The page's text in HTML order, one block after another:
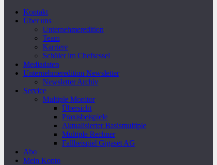
Kontakt
Über uns
Unternehmeredition
Team
Karriere
Schüler im Chefsessel
Mediadaten
Unternehmeredition Newsletter
Newsletter Archiv
Service
Multiple Monitor
Übersicht
Praxisbeispiele
Aktualisierter Basismultiple
Multiple Rechner
Fallbeispiel Gigaset AG
Abo
Mein Konto